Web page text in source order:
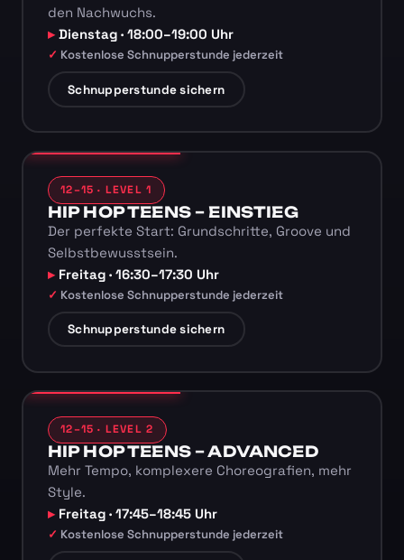
den Nachwuchs.
Dienstag · 18:00–19:00 Uhr
Kostenlose Schnupperstunde jederzeit
Schnupperstunde sichern
12–15 · LEVEL 1
HIP HOP TEENS – EINSTIEG
Der perfekte Start: Grundschritte, Groove und
Selbstbewusstsein.
Freitag · 16:30–17:30 Uhr
Kostenlose Schnupperstunde jederzeit
Schnupperstunde sichern
12–15 · LEVEL 2
HIP HOP TEENS – ADVANCED
Mehr Tempo, komplexere Choreografien, mehr
Style.
Freitag · 17:45–18:45 Uhr
Kostenlose Schnupperstunde jederzeit